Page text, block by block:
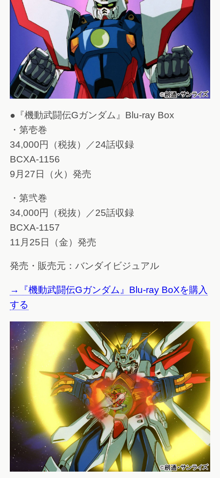
●『機動武闘伝Gガンダム』Blu-ray Box
・第壱巻
34,000円（税抜）／24話収録
BCXA-1156
9月27日（火）発売
・第弐巻
34,000円（税抜）／25話収録
BCXA-1157
11月25日（金）発売
発売・販売元：バンダイビジュアル
→『機動武闘伝Gガンダム』Blu-ray BoXを購入
する